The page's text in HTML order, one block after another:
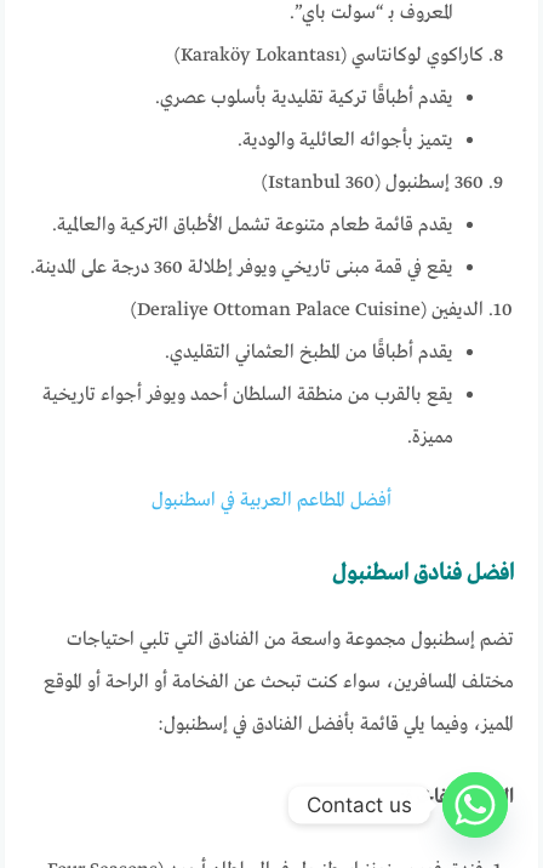
المعروف بـ “سولت باي”.
كاراكوي لوكانتاسي (Karaköy Lokantası)
يقدم أطباقًا تركية تقليدية بأسلوب عصري.
يتميز بأجوائه العائلية والودية.
360 إسطنبول (360 Istanbul)
يقدم قائمة طعام متنوعة تشمل الأطباق التركية والعالمية.
يقع في قمة مبنى تاريخي ويوفر إطلالة 360 درجة على المدينة.
الديفين (Deraliye Ottoman Palace Cuisine)
يقدم أطباقًا من المطبخ العثماني التقليدي.
يقع بالقرب من منطقة السلطان أحمد ويوفر أجواء تاريخية
مميزة.
أفضل المطاعم العربية في اسطنبول
افضل فنادق اسطنبول
تضم إسطنبول مجموعة واسعة من الفنادق التي تلبي احتياجات
مختلف المسافرين، سواء كنت تبحث عن الفخامة أو الراحة أو الموقع
المميز، وفيما يلي قائمة بأفضل الفنادق في إسطنبول:
الفنادق الفاخرة:Contact us